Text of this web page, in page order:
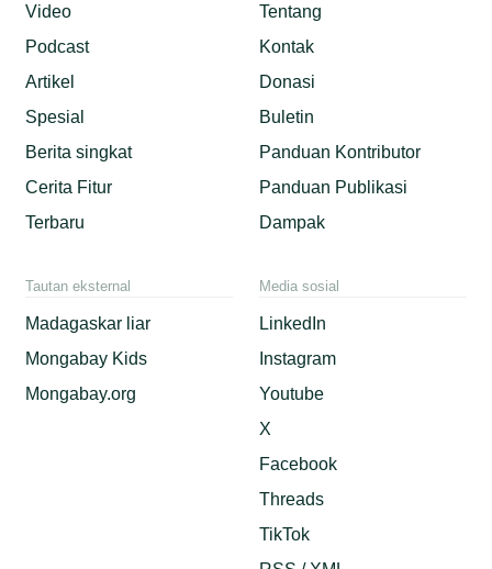
Video
Podcast
Artikel
Spesial
Berita singkat
Cerita Fitur
Terbaru
Tentang
Kontak
Donasi
Buletin
Panduan Kontributor
Panduan Publikasi
Dampak
Tautan eksternal
Madagaskar liar
Mongabay Kids
Mongabay.org
Media sosial
LinkedIn
Instagram
Youtube
X
Facebook
Threads
TikTok